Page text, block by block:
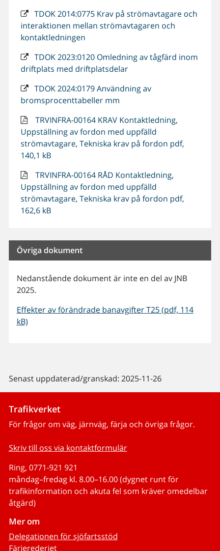
TDOK 2014:0775 Krav på strömavtagare och
interaktionen mellan strömavtagaren och
kontaktledningen
TDOK 2023:0120 Omledning av tågfärd inom
driftplats med driftplatsdelar
TDOK 2024:0179 Användning av
bromsprocenttabeller mm
TRVINFRA-00164 KRAV Kontaktledning,
Uppställning av fordon med uppfälld
strömavtagare, Tekniska krav på fordon pdf,
140,1 kB
TRVINFRA-00164 RÅD Kontaktledning,
Uppställning av fordon med uppfälld
strömavtagare, Tekniska krav på fordon pdf,
162,6 kB
Övriga dokument
Nedanstående dokument är inte en del av JNB
2025.
Effekter av förändrade banavgifter T25 (pdf, 114
kB)
Senast uppdaterad/granskad: 2025-11-26
Trafikverket
För frågor om väg, järnväg, färja och övriga frågor.
Skriv till oss via kontaktformulär
Ring, 0771-921 921
måndag–fredag kl. 8.00–16.00 (dygnet runt för
trafikinformation och akuta fel som kräver omedelbar
åtgärd)
Mer om
Delegationen för sjöfartsstöd
Färjerederiet